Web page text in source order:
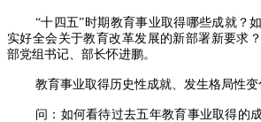
“十四五”时期教育事业取得哪些成就？
实好全会关于教育改革发展的新部署新要求
部党组书记、部长怀进鹏。
教育事业取得历史性成就、发生格局性变
问：如何看待过去五年教育事业取得的